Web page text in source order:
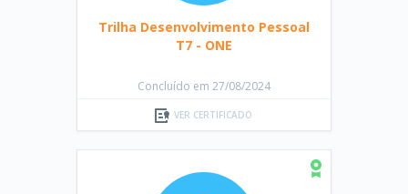
Trilha Desenvolvimento Pessoal
T7 - ONE
Concluído em 27/08/2024
VER CERTIFICADO